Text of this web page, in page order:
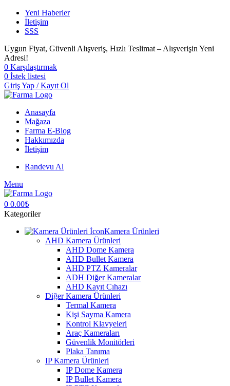
Yeni Haberler
İletişim
SSS
Uygun Fiyat, Güvenli Alışveriş, Hızlı Teslimat – Alışverişin Yeni
Adresi!
0 Karşılaştırmak
0 İstek listesi
Giriş Yap / Kayıt Ol
Anasayfa
Mağaza
Farma E-Blog
Hakkımızda
İletişim
Randevu Al
Menu
0 0.00₺
Kategoriler
Kamera Ürünleri
AHD Kamera Ürünleri
AHD Dome Kamera
AHD Bullet Kamera
AHD PTZ Kameralar
ADH Diğer Kameralar
AHD Kayıt Cıhazı
Diğer Kamera Ürünleri
Termal Kamera
Kişi Sayma Kamera
Kontrol Klavyeleri
Araç Kameraları
Güvenlik Monitörleri
Plaka Tanıma
IP Kamera Ürünleri
IP Dome Kamera
IP Bullet Kamera